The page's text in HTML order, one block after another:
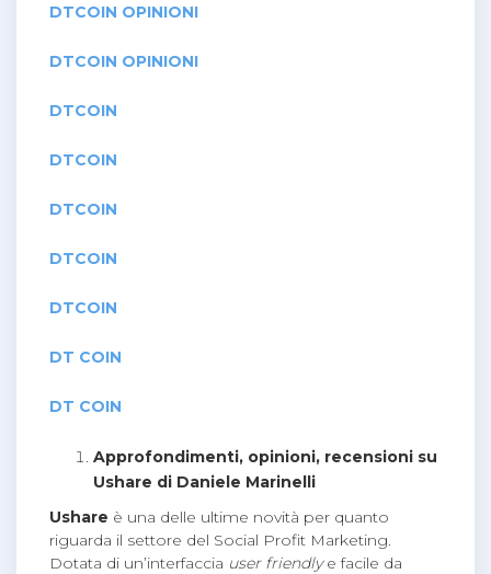
DTCOIN OPINIONI
DTCOIN OPINIONI
DTCOIN
DTCOIN
DTCOIN
DTCOIN
DTCOIN
DT COIN
DT COIN
Approfondimenti, opinioni, recensioni su
Ushare di Daniele Marinelli
Ushare è una delle ultime novità per quanto
riguarda il settore del Social Profit Marketing.
Dotata di un’interfaccia user friendlye facile da